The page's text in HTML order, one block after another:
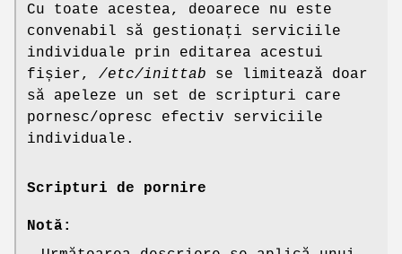
Cu toate acestea, deoarece nu este
convenabil să gestionați serviciile
individuale prin editarea acestui
fișier, /etc/inittab se limitează doar
să apeleze un set de scripturi care
pornesc/opresc efectiv serviciile
individuale.
Scripturi de pornire
Notă: